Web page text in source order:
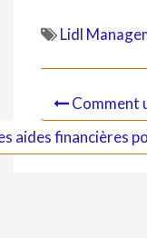
Lidl
Comment
aides financières